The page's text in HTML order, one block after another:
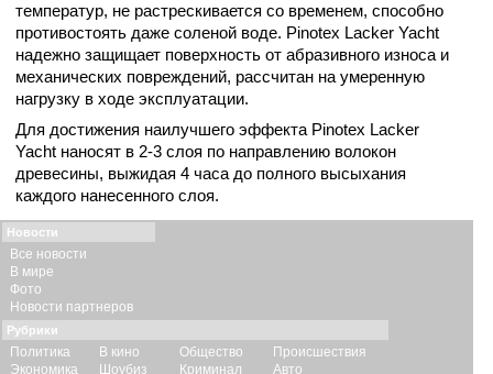
температур, не растрескивается со временем, способно
противостоять даже соленой воде. Pinotex Lacker Yacht
надежно защищает поверхность от абразивного износа и
механических повреждений, рассчитан на умеренную
нагрузку в ходе эксплуатации.
Для достижения наилучшего эффекта Pinotex Lacker
Yacht наносят в 2-3 слоя по направлению волокон
древесины, выжидая 4 часа до полного высыхания
каждого нанесенного слоя.
Новости
Все новости
В мире
Фото
Новости партнеров
Рубрики
Политика
Экономика
В кино
Шоубиз
Общество
Криминал
Происшествия
Авто